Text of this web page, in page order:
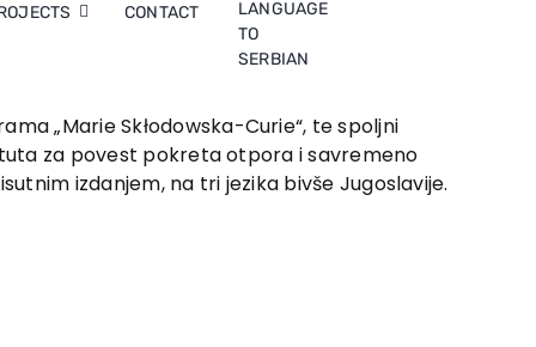
CONTACT
„Marie Skłodowska-Curie“, te spoljni
za povest pokreta otpora i savremeno
izdanjem, na tri jezika bivše Jugoslavije.